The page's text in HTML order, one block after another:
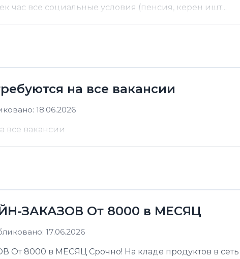
час все социальные условия (пенсия, керен ишт...
на все вакансии
18.06.2026
все вакансии
ЗАКАЗОВ От 8000 в МЕСЯЦ
17.06.2026
8000 в МЕСЯЦ Срочно! На кладе продуктов в сеть